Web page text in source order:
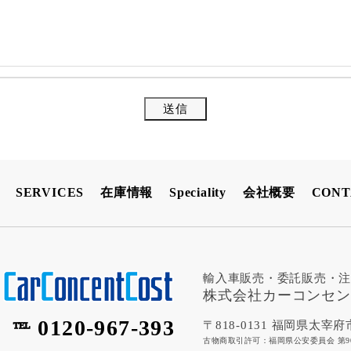
SERVICES 在庫情報 Speciality 会社概要
℡ 0120-967-393
輸入車販売・委託販売・
株式会社カーコンセ
〒818-0131 福岡県太宰府
古物商取引許可：福岡県公安委員会 第